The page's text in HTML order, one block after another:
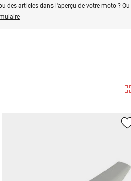
des articles dans l'aperçu de votre moto ?